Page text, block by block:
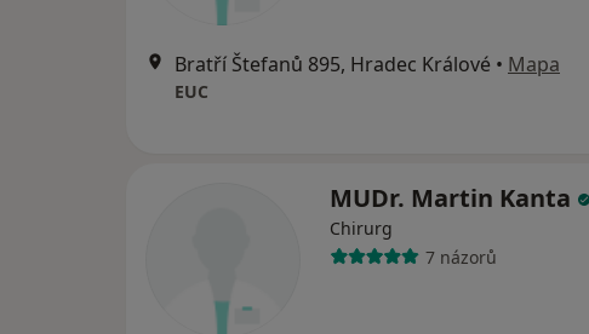
Bratří Štefanů 895, Hradec Králové • Mapa
EUC
MUDr. Martin Kanta
Chirurg
7 názorů